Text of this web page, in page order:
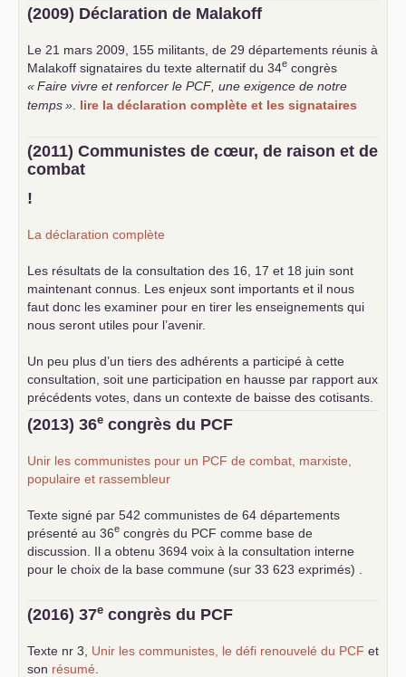
(2009) Déclaration de Malakoff
Le 21 mars 2009, 155 militants, de 29 départements réunis à
Malakoff signataires du texte alternatif du 34e congrès
«Faire vivre et renforcer le PCF , une exigence de notre
temps» lire la déclaration complète et les signataires
(2011) Communistes de cœur, de raison et de
combat
!
La déclaration complète
Les résultats de la consultation des 16, 17 et 18 juin sont
maintenant connus. Les enjeux sont importants et il nous
faut donc les examiner pour en tirer les enseignements qui
nous seront utiles pour l’avenir.
Un peu plus d’un tiers des adhérents a participé à cette
consultation, soit une participation en hausse par rapport aux
précédents votes, dans un contexte de baisse des cotisants.
... lire la suite
(2013) 36e congrès du PCF
Unir les communistes pour un PCF de combat, marxiste,
populaire et rassembleur
Texte signé par 542 communistes de 64 départements
présenté au 36e congrès du PCF comme base de
discussion. Il a obtenu 3694 voix à la consultation interne
pour le choix de la base commune (sur 33 623 exprimés) .
(2016) 37e congrès du PCF
Texte nr 3, Unir les communistes, le défi renouvelé du PCF et
son résumé